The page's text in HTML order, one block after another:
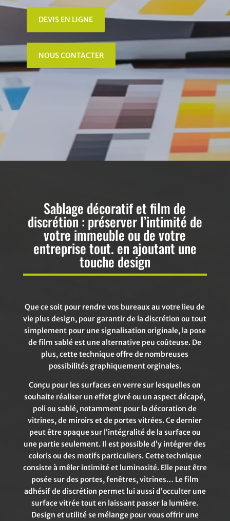
DEVIS EN LIGNE
NOUS CONTACTER
Sablage décoratif et film de
discrétion : préserver l’intimité de
votre immeuble ou de votre
entreprise tout. en ajoutant une
touche design
Que ce soit pour rendre vos bureaux au votre lieu de
vie plus design, pour garantir de la discrétion ou tout
simplement pour une signalisation originale, la pose
de film sablé est une alternative peu coûteuse. De
plus, cette technique offre de nombreuses
possibilités graphiquement orginales.
Conçu pour les surfaces en verre sur lesquelles on
souhaite réaliser un effet givré ou un aspect décapé,
poli ou sablé, notamment pour la décoration de
vitrines, de miroirs et de portes vitrées. Ce dernier
peut être opaque sur l’intégralité de la surface ou
une partie seulement. Il est possible d’y intégrer des
coloris ou des motifs particuliers. Cette technique
consiste à mêler intimité et luminosité. Elle peut être
posée sur des portes, fenêtres, vitrines… Le film
adhésif de discrétion permet lui aussi d’occulter une
surface vitrée tout en laissant passer la lumière.
Design et utilité se mélange pour vous offrir une